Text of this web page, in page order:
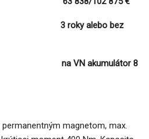
3 roky alebo bez
8
magnetom, max.